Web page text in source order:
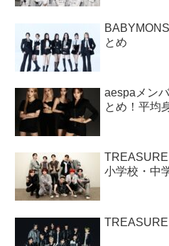
とめ
aespaメン
とめ！平均
TREASURE
小学校・中